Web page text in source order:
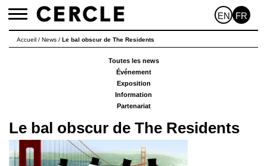
Toggle
EN FR
Accueil / News / Le bal obscur de The Residents
Toutes les news
Événement
Exposition
Information
Partenariat
Le bal obscur de The Residents